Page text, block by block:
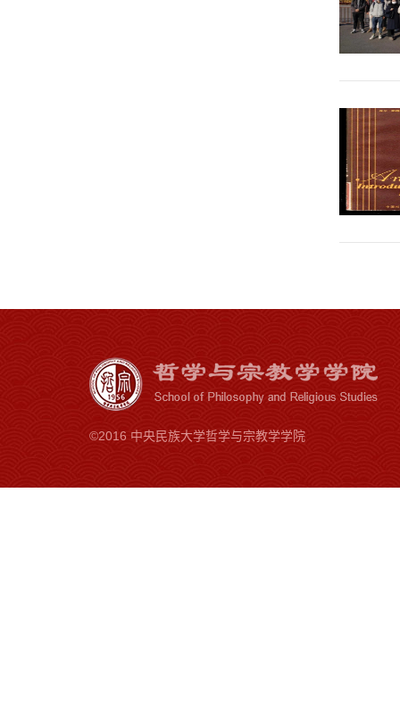
©2016 中央民族大学哲学与宗教学学院